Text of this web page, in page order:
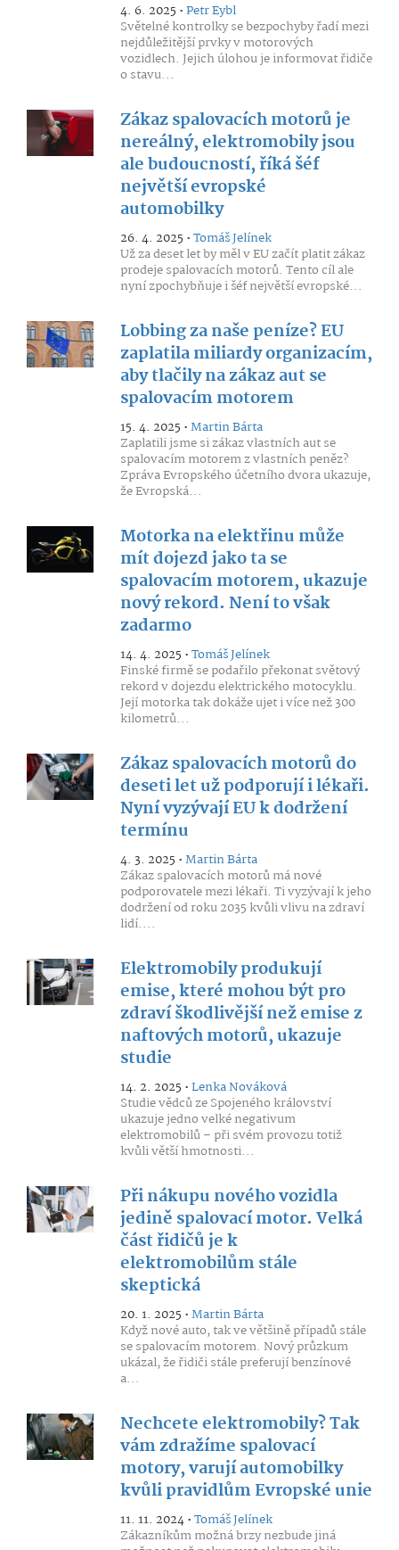
4. 6. 2025 •Petr Eybl
Světelné kontrolky se bezpochyby řadí mezi
nejdůležitější prvky v motorových
vozidlech. Jejich úlohou je informovat řidiče
o stavu...
Zákaz spalovacích motorů je
nereálný, elektromobily jsou
ale budoucností, říká šéf
největší evropské
automobilky
26. 4. 2025 •Tomáš Jelínek
Už za deset let by měl v EU začít platit zákaz
prodeje spalovacích motorů. Tento cíl ale
nyní zpochybňuje i šéf největší evropské...
Lobbing za naše peníze? EU
zaplatila miliardy organizacím,
aby tlačily na zákaz aut se
spalovacím motorem
15. 4. 2025 •Martin Bárta
Zaplatili jsme si zákaz vlastních aut se
spalovacím motorem z vlastních peněz?
Zpráva Evropského účetního dvora ukazuje,
že Evropská...
Motorka na elektřinu může
mít dojezd jako ta se
spalovacím motorem, ukazuje
nový rekord. Není to však
zadarmo
14. 4. 2025 •Tomáš Jelínek
Finské firmě se podařilo překonat světový
rekord v dojezdu elektrického motocyklu.
Její motorka tak dokáže ujet i více než 300
kilometrů...
Zákaz spalovacích motorů do
deseti let už podporují i lékaři.
Nyní vyzývají EU k dodržení
termínu
4. 3. 2025 •Martin Bárta
Zákaz spalovacích motorů má nové
podporovatele mezi lékaři. Ti vyzývají k jeho
dodržení od roku 2035 kvůli vlivu na zdraví
lidí....
Elektromobily produkují
emise, které mohou být pro
zdraví škodlivější než emise z
naftových motorů, ukazuje
studie
14. 2. 2025 •Lenka Nováková
Studie vědců ze Spojeného království
ukazuje jedno velké negativum
elektromobilů – při svém provozu totiž
kvůli větší hmotnosti...
Při nákupu nového vozidla
jedině spalovací motor. Velká
část řidičů je k
elektromobilům stále
skeptická
20. 1. 2025 •Martin Bárta
Když nové auto, tak ve většině případů stále
se spalovacím motorem. Nový průzkum
ukázal, že řidiči stále preferují benzínové
a...
Nechcete elektromobily? Tak
vám zdražíme spalovací
motory, varují automobilky
kvůli pravidlům Evropské unie
11. 11. 2024 •Tomáš Jelínek
Zákazníkům možná brzy nezbude jiná